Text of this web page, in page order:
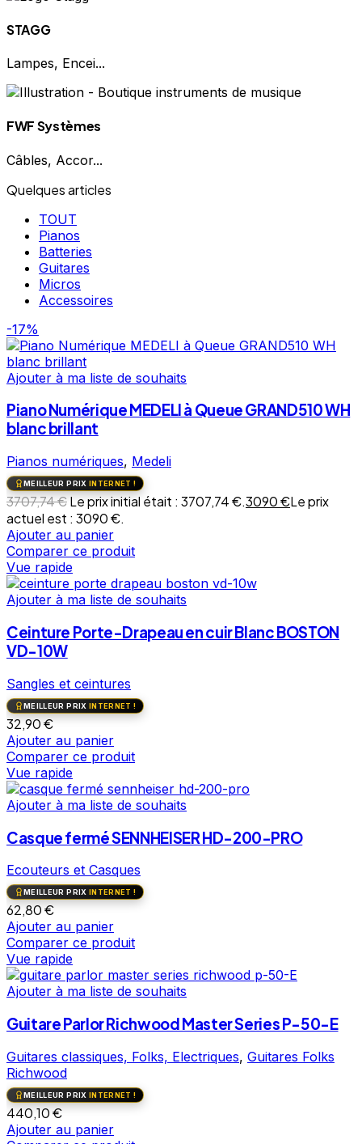
STAGG
Lampes, Encei...
FWF Systèmes
Câbles, Accor...
Quelques articles
TOUT
Pianos
Batteries
Guitares
Micros
Accessoires
-17%
Ajouter à ma liste de souhaits
Piano Numérique MEDELI à Queue GRAND510 WH
blanc brillant
Pianos numériques, Medeli
MEILLEUR PRIX INTERNET !
3707,74€Le prix initial était : 3707,74 €.3090€Le prix
actuel est : 3090 €.
Ajouter au panier
Comparer ce produit
Vue rapide
Ajouter à ma liste de souhaits
Ceinture Porte-Drapeau en cuir Blanc BOSTON
VD-10W
Sangles et ceintures
MEILLEUR PRIX INTERNET !
32,90€
Ajouter au panier
Comparer ce produit
Vue rapide
Ajouter à ma liste de souhaits
Casque fermé SENNHEISER HD-200-PRO
Ecouteurs et Casques
MEILLEUR PRIX INTERNET !
62,80€
Ajouter au panier
Comparer ce produit
Vue rapide
Ajouter à ma liste de souhaits
Guitare Parlor Richwood Master Series P-50-E
Guitares classiques, Folks, Electriques, Guitares Folks
Richwood
MEILLEUR PRIX INTERNET !
440,10€
Ajouter au panier